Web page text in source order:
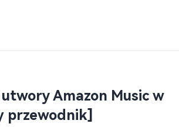
Amazon Music w
przewodnik]